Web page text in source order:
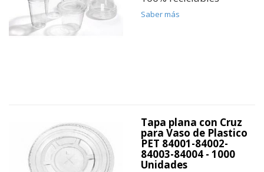
Saber más
Tapa plana con Cruz
para Vaso de Plastico
PET 84001-84002-
84003-84004 - 1000
Unidades